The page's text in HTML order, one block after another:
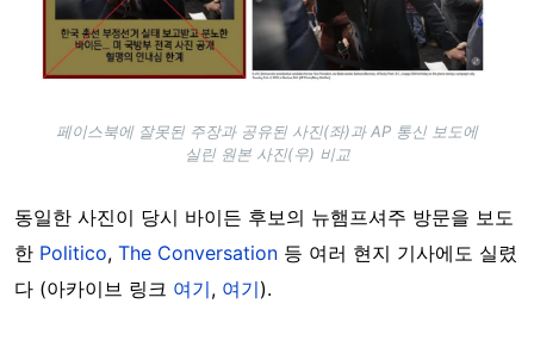
페이스북에 잘못된 주장과 공유된 사진(좌)과 AP 통신 보도에
실린 원본 사진(우) 비교
동일한 사진이 당시 바이든 후보의 뉴햄프셔주 방문을 보도
한 Politico, The Conversation 등 여러 현지 기사에도 실렸
다 (아카이브 링크 여기, 여기).